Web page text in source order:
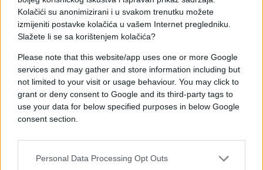
Kolačići su anonimizirani i u svakom trenutku možete
izmijeniti postavke kolačića u vašem Internet pregledniku.
Slažete li se sa korištenjem kolačića?
Please note that this website/app uses one or more Google
services and may gather and store information including but
not limited to your visit or usage behaviour. You may click to
grant or deny consent to Google and its third-party tags to
use your data for below specified purposes in below Google
consent section.
Personal Data Processing Opt Outs
„smiješno niski“.
#Hakan Fidan #NATO